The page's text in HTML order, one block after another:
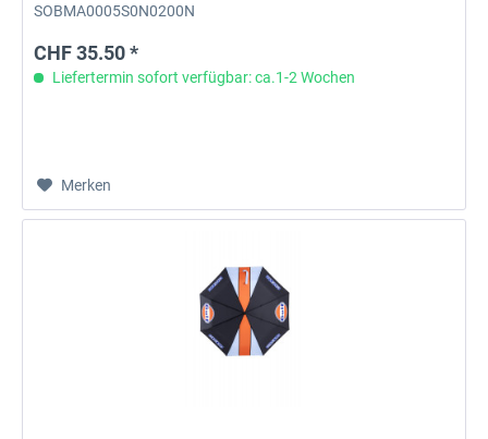
SOBMA0005S0N0200N
CHF 35.50 *
Liefertermin sofort verfügbar: ca.1-2 Wochen
Merken